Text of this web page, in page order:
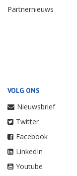
Partnernieuws
VOLG ONS
Nieuwsbrief
Twitter
Facebook
LinkedIn
Youtube